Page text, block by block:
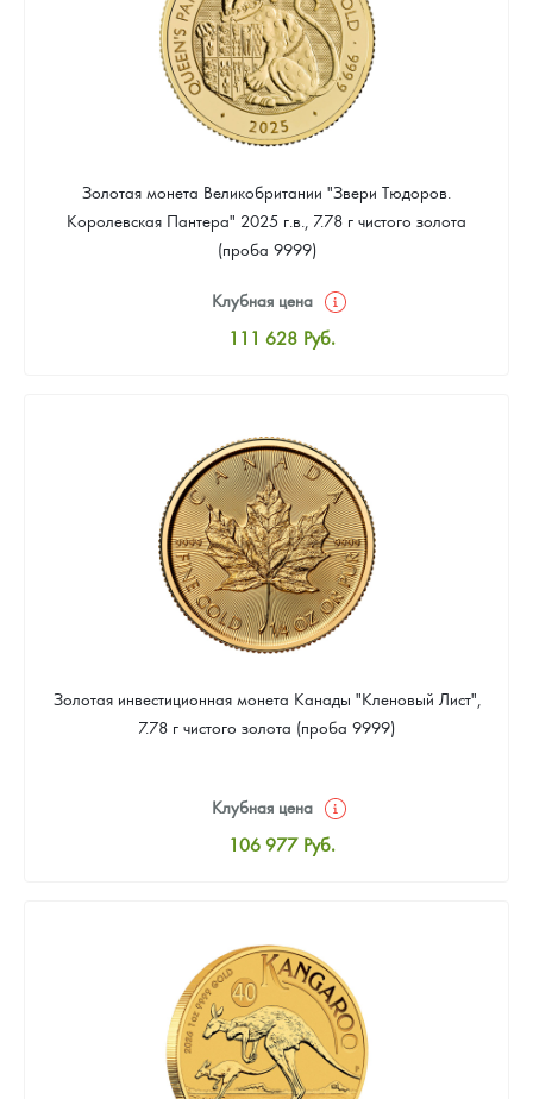
Золотая монета Великобритании "Звери Тюдоров.
Королевская Пантера" 2025 г.в., 7.78 г чистого золота
(проба 9999)
Клубная цена
111 628 Руб.
Цена выкупа
Звоните
Золотая инвестиционная монета Канады "Кленовый Лист",
7.78 г чистого золота (проба 9999)
Клубная цена
106 977 Руб.
Цена выкупа
95 814 Руб.